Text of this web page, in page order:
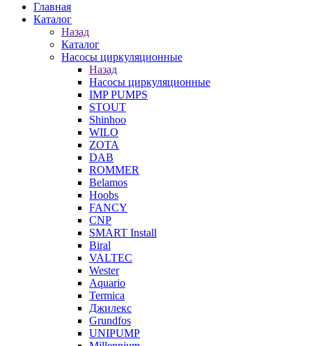
Главная
Каталог
Назад
Каталог
Насосы циркуляционные
Назад
Насосы циркуляционные
IMP PUMPS
STOUT
Shinhoo
WILO
ZOTA
DAB
ROMMER
Belamos
Hoobs
FANCY
CNP
SMART Install
Biral
VALTEC
Wester
Aquario
Termica
Джилекс
Grundfos
UNIPUMP